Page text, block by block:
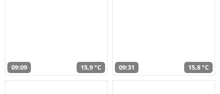
09:09 15,9 °C 09:31 15,8 °C